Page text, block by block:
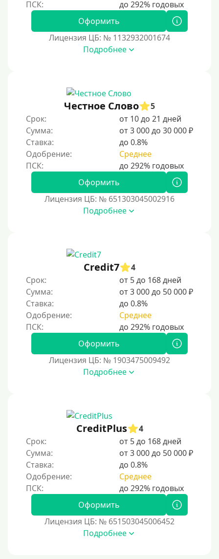
Оформить
Лицензия ЦБ: № 1132932001674
Подробнее
Честное Слово
5
Срок:
от 10 до 21 дней
Сумма:
от 3 000 до 30 000 ₽
Ставка:
до 0.8%
Одобрение:
Среднее
Оформить
Лицензия ЦБ: № 651303045002916
Подробнее
Credit7
4
Срок:
от 5 до 168 дней
Сумма:
от 3 000 до 50 000 ₽
Ставка:
до 0.8%
Одобрение:
Среднее
Оформить
Лицензия ЦБ: № 1903475009492
Подробнее
CreditPlus
4
Срок:
от 5 до 168 дней
Сумма:
от 3 000 до 50 000 ₽
Ставка:
до 0.8%
Одобрение:
Среднее
Оформить
Лицензия ЦБ: № 651503045006452
Подробнее